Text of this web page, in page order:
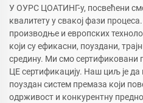
У ОУРС ЦОАТИНГ-у, посвећени
квалитету у свакој фази
производње и европских
који су ефикасни, поуздани,
средину. Ми смо
ЦЕ сертификацију. Наш циљ је
поуздан систем премаза који
одрживост и конкурентну